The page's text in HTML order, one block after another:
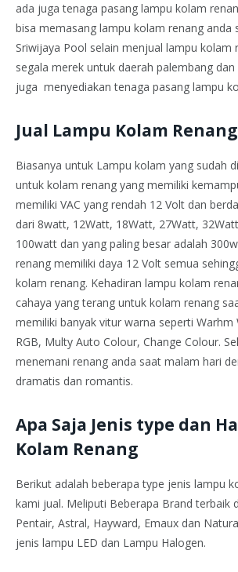
ada juga tenaga pasang lampu kolam
bisa memasang lampu kolam renang anda
Sriwijaya Pool selain menjual lampu kolam
segala merek untuk daerah palembang
juga menyediakan tenaga pasang lampu
Jual Lampu Kolam Renang
Biasanya untuk Lampu kolam yang sudah
untuk kolam renang yang memiliki
memiliki VAC yang rendah 12 Volt dan
dari 8watt, 12Watt, 18Watt, 27Watt,
100watt dan yang paling besar adalah
renang memiliki daya 12 Volt semua
kolam renang. Kehadiran lampu kolam
cahaya yang terang untuk kolam renang
memiliki banyak vitur warna seperti Warhm
RGB, Multy Auto Colour, Change Colour.
menemani renang anda saat malam hari
dramatis dan romantis.
Apa Saja Jenis type dan
Kolam Renang
Berikut adalah beberapa type jenis lampu
kami jual. Meliputi Beberapa Brand terbaik
Pentair, Astral, Hayward, Emaux dan
jenis lampu LED dan Lampu Halogen.